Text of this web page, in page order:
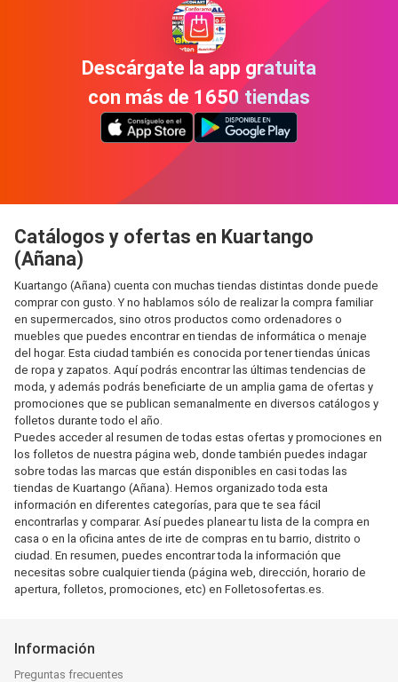
Descárgate la app gratuita
con más de 1650 tiendas
Catálogos y ofertas en Kuartango
(Añana)
Kuartango (Añana) cuenta con muchas tiendas distintas donde puede
comprar con gusto. Y no hablamos sólo de realizar la compra familiar
en supermercados, sino otros productos como ordenadores o
muebles que puedes encontrar en tiendas de informática o menaje
del hogar. Esta ciudad también es conocida por tener tiendas únicas
de ropa y zapatos. Aquí podrás encontrar las últimas tendencias de
moda, y además podrás beneficiarte de un amplia gama de ofertas y
promociones que se publican semanalmente en diversos catálogos y
folletos durante todo el año.
Puedes acceder al resumen de todas estas ofertas y promociones en
los folletos de nuestra página web, donde también puedes indagar
sobre todas las marcas que están disponibles en casi todas las
tiendas de Kuartango (Añana). Hemos organizado toda esta
información en diferentes categorías, para que te sea fácil
encontrarlas y comparar. Así puedes planear tu lista de la compra en
casa o en la oficina antes de irte de compras en tu barrio, distrito o
ciudad. En resumen, puedes encontrar toda la información que
necesitas sobre cualquier tienda (página web, dirección, horario de
apertura, folletos, promociones, etc) en Folletosofertas.es.
Información
Preguntas frecuentes